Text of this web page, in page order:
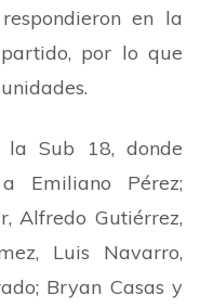
en la
por lo que
Sub 18, donde
Emiliano Pérez;
Alfredo Gutiérrez,
Luis Navarro,
Bryan Casas y